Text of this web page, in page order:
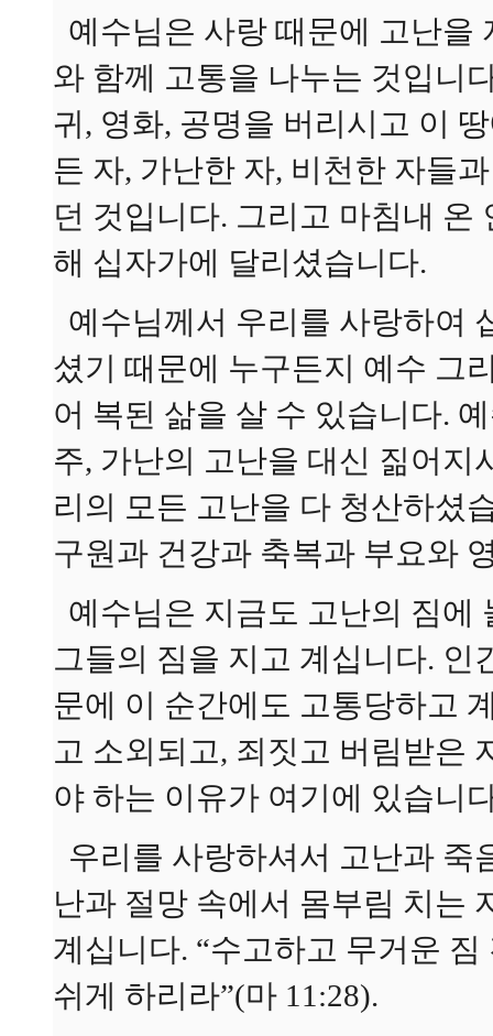
예수님은 사랑 때문에 고난을
와 함께 고통을 나누는 것입니
귀, 영화, 공명을 버리시고 이
든 자, 가난한 자, 비천한 자들
던 것입니다. 그리고 마침내
해 십자가에 달리셨습니다.
예수님께서 우리를 사랑하여
셨기 때문에 누구든지 예수 그
어 복된 삶을 살 수 있습니다.
주, 가난의 고난을 대신 짊어
리의 모든 고난을 다 청산하셨
구원과 건강과 축복과 부요와
예수님은 지금도 고난의 짐에
그들의 짐을 지고 계십니다. 인
문에 이 순간에도 고통당하고
고 소외되고, 죄짓고 버림받은
야 하는 이유가 여기에 있습니
우리를 사랑하셔서 고난과 죽
난과 절망 속에서 몸부림 치는
계십니다. “수고하고 무거운
쉬게 하리라”(마 11:28).